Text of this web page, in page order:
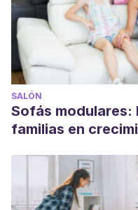
SALÓN
Sofás
familias en